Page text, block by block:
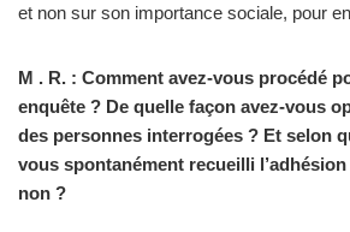
et non sur son importance sociale, pour
M . R. : Comment avez-vous procédé
enquête ? De quelle façon avez-vous
des personnes interrogées ? Et selon
vous spontanément recueilli
non ?